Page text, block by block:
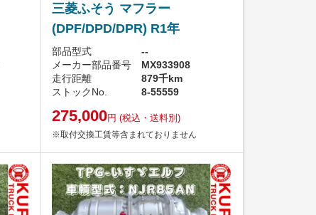
三菱ふそう マフラー
(DPF/DPD/DPR) R1年
部品型式
--
メーカー部品番号
MX933908
走行距離
879千km
ストックNo.
8-55559
275,000円 (税込・送料別)
※取付交換工賃等含まれておりません